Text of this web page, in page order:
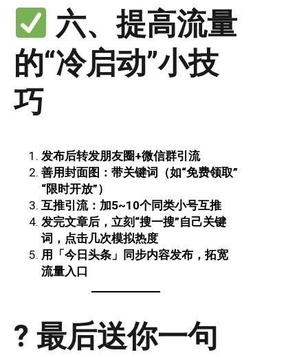
六、提高流量
的“冷启动”小技
巧
发布后转发朋友圈+微信群引流
善用封面图：带关键词（如“免费领取”
“限时开放”）
互推引流：加5~10个同类小号互推
发完文章后，立刻“搜一搜”自己关键
词，点击几次模拟热度
用「今日头条」同步内容发布，拓宽
流量入口
? 最后送你一句